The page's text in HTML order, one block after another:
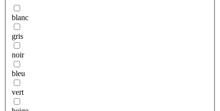
blanc
gris
noir
bleu
vert